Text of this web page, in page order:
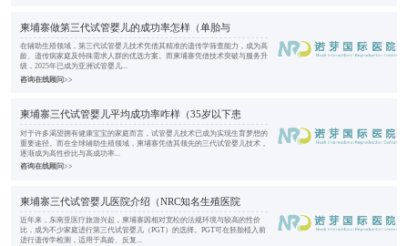
柬埔寨做第三代试管婴儿的成功率怎样（单胎与
在辅助生殖领域，第三代试管婴儿技术凭借其精准的遗传学筛查能力，成为高
龄、遗传病家庭及特殊需求人群的优选方案。而柬埔寨凭借技术突破与服务升
级，2025年已成为亚洲试管婴儿...
咨询在线顾问>>
柬埔寨三代试管婴儿平均成功率咋样（35岁以下患
对于许多渴望拥有健康宝宝的家庭而言，试管婴儿技术已成为实现生育梦想的
重要途径。而在全球辅助生殖领域，柬埔寨凭借其领先的三代试管婴儿技术，
逐渐成为高性价比与高成功率...
咨询在线顾问>>
柬埔寨三代试管婴儿医院介绍（NRC知名生殖医院
近年来，东南亚医疗旅游兴起，柬埔寨因相对宽松的法规环境与较高的性价
比，成为不少家庭进行第三代试管婴儿（PGT）的选择。PGT可在胚胎植入前
进行遗传学检测，适用于高龄、反复...